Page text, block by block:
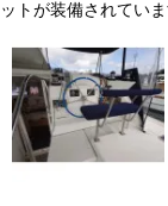
ットが装備されていま